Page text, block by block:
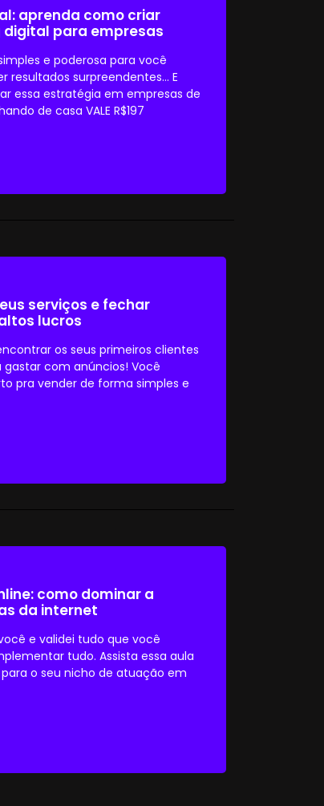
aprenda como criar
para empresas
e poderosa para você
surpreendentes... E
essa estratégia em empresas de
de casa VALE R$197
serviços e fechar
lucros
os seus primeiros clientes
com anúncios! Você
pra vender de forma simples e
como dominar a
da internet
e validei tudo que você
tudo. Assista essa aula
o seu nicho de atuação em